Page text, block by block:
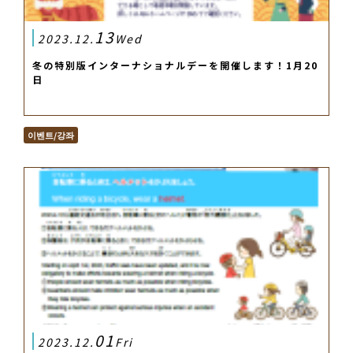
2023.12. 13Wed
冬の特別版インターナショナルデーを開催します！1月20
日
이벤트/강좌
2023.12. 01 Fri